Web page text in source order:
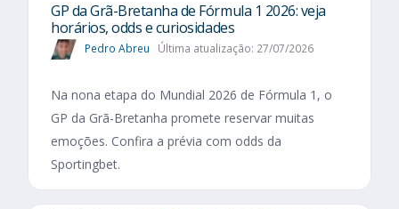
GP da Grã-Bretanha de Fórmula 1 2026: veja
horários, odds e curiosidades
Pedro Abreu Última atualização: 27/07/2026
Na nona etapa do Mundial 2026 de Fórmula 1, o
GP da Grã-Bretanha promete reservar muitas
emoções. Confira a prévia com odds da
Sportingbet.